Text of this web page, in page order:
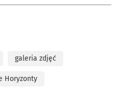
galeria zdjęć
Horyzonty